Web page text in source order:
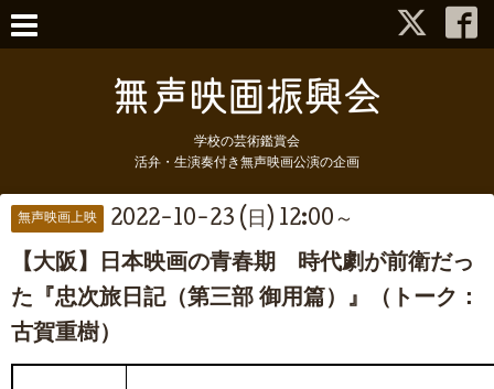
学校の芸術鑑賞会
活弁・生演奏付き無声映画公演の企画
無声映画上映 2022-10-23 (日) 12:00～
【大阪】日本映画の青春期 時代劇が前衛だっ
た『忠次旅日記（第三部 御用篇）』（トーク：
古賀重樹）